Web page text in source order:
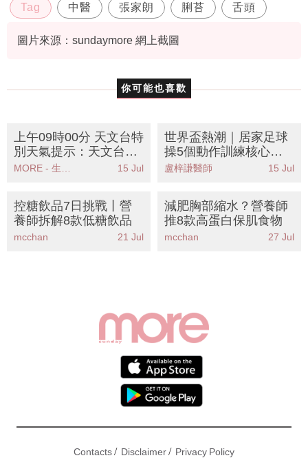
Tag 中醫 張家朗 脷苔 舌頭
圖片來源：sundaymore 網上截圖
你可能也喜歡
上午09時00分 天文台特
別天氣提示：天文台發
出特別天氣提示雷雨區
15 Jul
世界盃熱潮｜居家足球
操5個動作訓練核心！
收肚腩治腰背痛症！
盧梓謙醫師 15 Jul
控糖飲品7日挑戰丨營
養師拆解8款低糖飲品
mcchan 21 Jul
減肥胸部縮水？營養師
推8款高蛋白保肌食物
mcchan 27 Jul
Contacts/ Disclaimer/ Privacy Policy